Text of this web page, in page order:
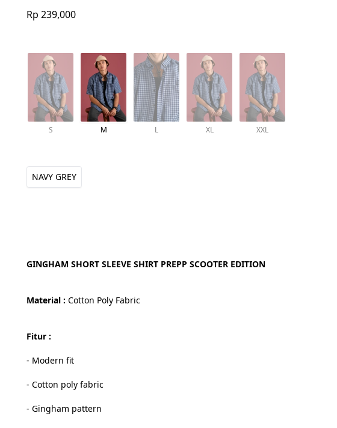
Rp 239,000
S M L XL XXL
NAVY GREY
GINGHAM SHORT SLEEVE SHIRT PREPP SCOOTER EDITION
Material : Cotton Poly Fabric
Fitur :
- Modern fit
- Cotton poly fabric
- Gingham pattern